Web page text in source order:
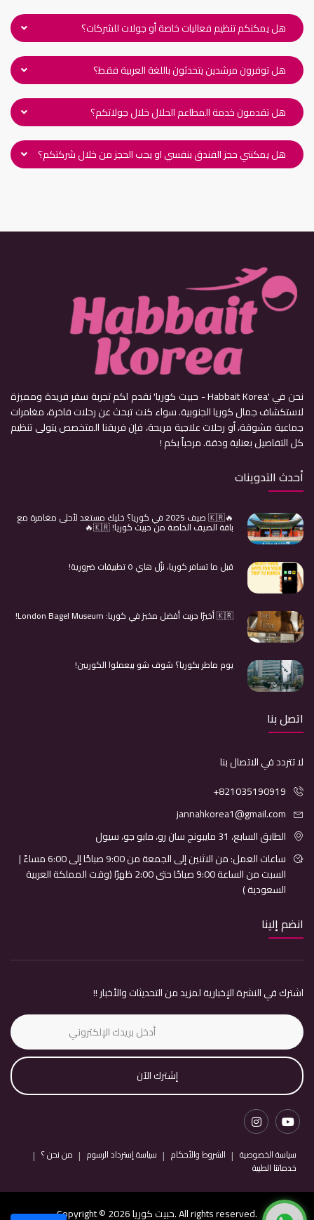
هل يمكنكم تنظيم فعاليات خاصة أو جولات للشركات؟
هل توفرون مرشدين يتحدثون باللغة العربية فقط؟
هل تقدمون خدمة المطاعم الحلال خلال جولاتكم؟
هل يمكنني حجز الفندق بنفسي او يجب الحجز من خلال شركتكم؟
نحن في 'Habbait Korea - حبيت كوريا' نقدم لكم تجربة سفر فريدة ومميزة
لاستكشاف جمال كوريا الجنوبية. سواء كنت تبحث عن رحلات فاخرة، مغامرات
جماعية مشوقة، أو رحلات علاجية مريحة، فإن فريقنا المتخصص يتولى تنظيم
كل التفاصيل بعناية ودقة. مرحباً بكم !
أحدث التدوينات
🔥🇰🇷 صيف 2025 في كوريا؟ خليك مستعد لأحلى مغامرة مع
باقة الصيف الخاصة من حبيت كوريا! 🇰🇷🔥
قبل ما تسافر كوريا، نزّل هاي ٥ تطبيقات ضرورية!
🇰🇷 أخيرًا جربت أفضل مخبز في كوريا: London Bagel Museum!
يوم ماطر بكوريا؟ شوف شو بيعملوا الكوريين!
اتصل بنا
لا تتردد في الاتصال بنا
+821035190919
jannahkorea1@gmail.com
الطابق السابع، 31 مايبونج سان رو، مابو جو، سيول
ساعات العمل: من الاثنين إلى الجمعة من 9:00 صباحًا إلى 6:00 مساءً |
السبت من الساعة 9:00 صباحًا حتى 2:00 ظهرًا (وقت المملكة العربية
السعودية )
انضم إلينا
اشترك في النشرة الإخبارية لمزيد من التحديثات والأخبار !!
إشترك الآن
سياسة الخصوصية الشروط والأحكام سياسة إسترداد الرسوم
من نحن ؟
خدماتنا الطبية
Copyright © 2026 حبيت كوريا. All rights reserved.